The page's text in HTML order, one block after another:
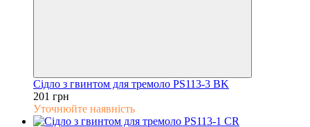
Сідло з гвинтом для тремоло PS113-3 BK
201 грн
Уточнюйте наявність